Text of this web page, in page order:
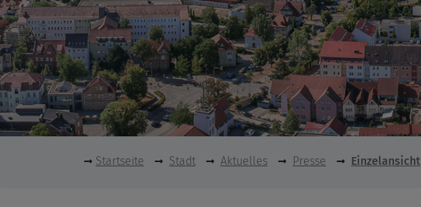
Startseite Stadt Aktuelles Presse Einzelansicht